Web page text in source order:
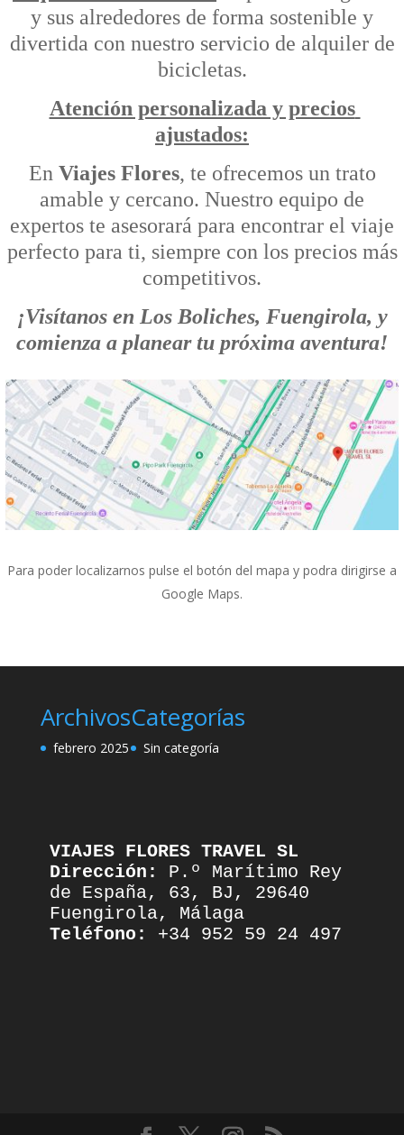
y sus alrededores de forma sostenible y
divertida con nuestro servicio de alquiler de
bicicletas.
Atención personalizada y precios
ajustados:
En Viajes Flores, te ofrecemos un trato
amable y cercano. Nuestro equipo de
expertos te asesorará para encontrar el viaje
perfecto para ti, siempre con los precios más
competitivos.
¡Visítanos en Los Boliches, Fuengirola, y
comienza a planear tu próxima aventura!
Para poder localizarnos pulse el botón del mapa y podra dirigirse a
Google Maps.
Archivos
febrero 2025
Categorías
Sin categoría
VIAJES FLORES TRAVEL SL
Dirección:
P.º Marítimo Rey
de España, 63, BJ, 29640
Fuengirola, Málaga
Teléfono:
+34 952 59 24 497